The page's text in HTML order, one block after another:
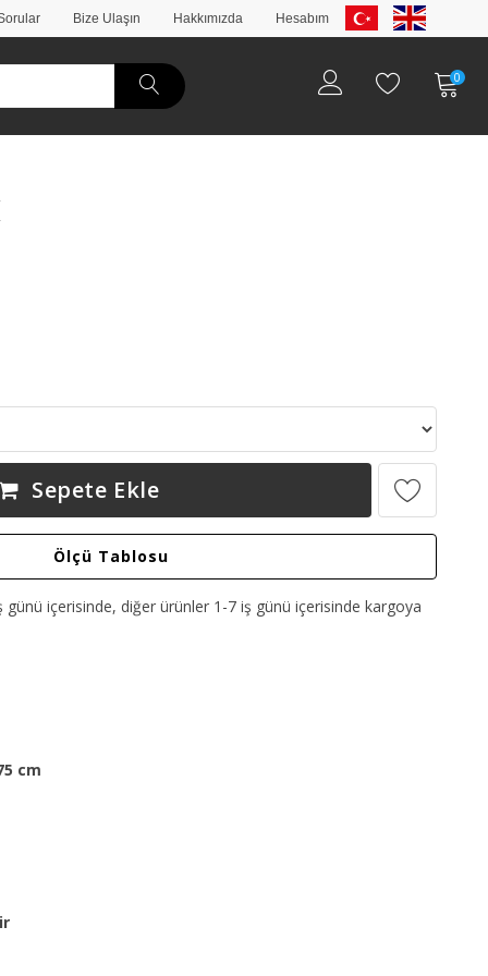
Bize Ulaşın Hakkımızda Hesabım
0
Sepete Ekle
Ölçü Tablosu
günü içerisinde, diğer ürünler 1-7 iş günü içerisinde kargoya
cm